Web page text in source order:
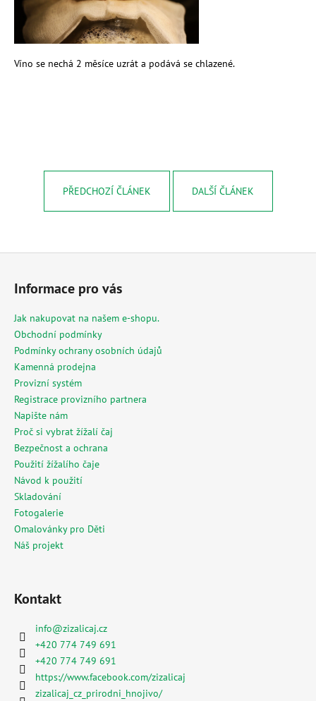
Víno se nechá 2 měsíce uzrát a podává se chlazené.
PŘEDCHOZÍ ČLÁNEK DALŠÍ ČLÁNEK
Informace pro vás
Jak nakupovat na našem e-shopu.
Obchodní podmínky
Podmínky ochrany osobních údajů
Kamenná prodejna
Provizní systém
Registrace provizního partnera
Napište nám
Proč si vybrat žížalí čaj
Bezpečnost a ochrana
Použití žížalího čaje
Návod k použití
Skladování
Fotogalerie
Omalovánky pro Děti
Náš projekt
Kontakt
info@zizalicaj.cz
+420 774 749 691
+420 774 749 691
https://www.facebook.com/zizalicaj
zizalicaj_cz_prirodni_hnojivo/